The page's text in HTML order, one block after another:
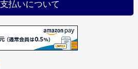
払いについて